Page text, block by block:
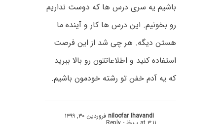
باشیم یه سری درس ها که دوست نداریم
رو بخونیم. این درس ها کار و آینده ما
هستن دیگه. هر چی شد از این فرصت
استفاده کنید و اطلاعاتتون رو بالا ببرید
که یه آدم خفن تو رشته خودمون باشیم.
niloofar Ihavandi فروردین ۳۰, ۱۳۹۹